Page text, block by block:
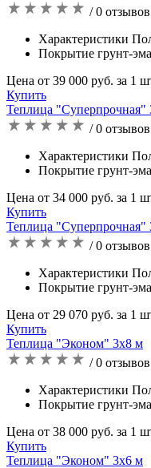
/ 0 отзывов
Характеристики
Покрытие грунт-
Цена от 39 000 руб. за 1
Купить
Теплица "Суперпрочная"
/ 0 отзывов
Характеристики
Покрытие грунт-
Цена от 34 000 руб. за 1
Купить
Теплица "Суперпрочная"
/ 0 отзывов
Характеристики
Покрытие грунт-
Цена от 29 070 руб. за 1
Купить
Теплица "Эконом" 3х8 м
/ 0 отзывов
Характеристики
Покрытие грунт-
Цена от 38 000 руб. за 1
Купить
Теплица "Эконом" 3х6 м